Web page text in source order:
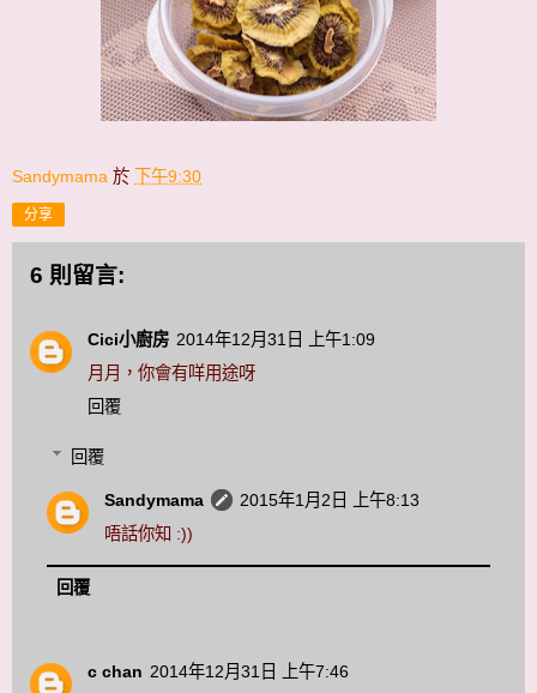
Sandymama 於 下午9:30
分享
6 則留言:
Cici小廚房 2014年12月31日 上午1:09
月月，你會有咩用途呀
回覆
回覆
Sandymama
2015年1月2日 上午8:13
唔話你知 :))
回覆
c chan 2014年12月31日 上午7:46